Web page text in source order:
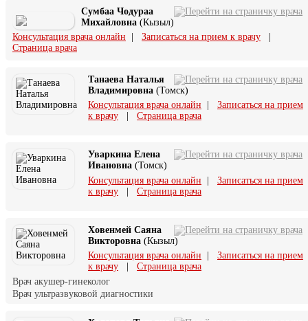
Сумбаа Чодураа
Михайловна (Кызыл)
Консультация врача онлайн
Записаться на прием к врачу
Страница врача
Танаева Наталья
Владимировна (Томск)
Консультация врача онлайн
Записаться на прием
к врачу
Страница врача
Уваркина Елена
Ивановна (Томск)
Консультация врача онлайн
Записаться на прием
к врачу
Страница врача
Ховенмей Саяна
Викторовна (Кызыл)
Консультация врача онлайн
Записаться на прием
к врачу
Страница врача
Врач акушер-гинеколог
Врач ультразвуковой диагностики